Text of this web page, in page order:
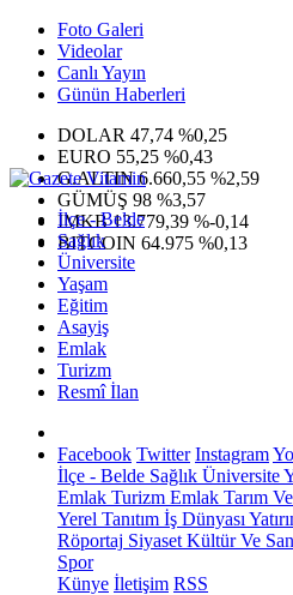
Foto Galeri
Videolar
Canlı Yayın
Günün Haberleri
DOLAR 47,74 %0,25
EURO 55,25 %0,43
G.ALTIN6.660,55 %2,59
GÜMÜŞ 98 %3,57
IMKB13.779,39 %-0,14
BITCOIN 64.975 %0,13
İlçe - Belde
Sağlık
Üniversite
Yaşam
Eğitim
Asayiş
Emlak
Turizm
Resmî İlan
Facebook Twitter Instagram
İlçe - Belde Sağlık Üniversite
Emlak Turizm Emlak Tarım
Yerel Tanıtım İş Dünyası
Röportaj Siyaset Kültür Ve
Spor
Künye İletişim RSS